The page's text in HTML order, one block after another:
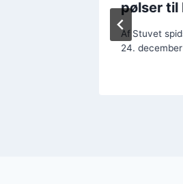
pølser til
Af Stuvet
24.